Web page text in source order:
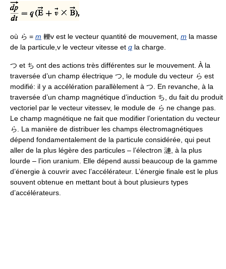
où ら = m 轢v est le vecteur quantité de mouvement, m la masse
de la particule,v le vecteur vitesse et q la charge.
つ et ち ont des actions très différentes sur le mouvement. À la
traversée d’un champ électrique つ, le module du vecteur ら est
modifié: il y a accélération parallèlement à つ. En revanche, à la
traversée d’un champ magnétique d’induction ち, du fait du produit
vectoriel par le vecteur vitessev, le module de ら ne change pas.
Le champ magnétique ne fait que modifier l’orientation du vecteur
ら . La manière de distribuer les champs électromagnétiques
dépend fondamentalement de la particule considérée, qui peut
aller de la plus légère des particules – l’électron 漣, à la plus
lourde – l’ion uranium. Elle dépend aussi beaucoup de la gamme
d’énergie à couvrir avec l’accélérateur. L’énergie finale est le plus
souvent obtenue en mettant bout à bout plusieurs types
d’accélérateurs.